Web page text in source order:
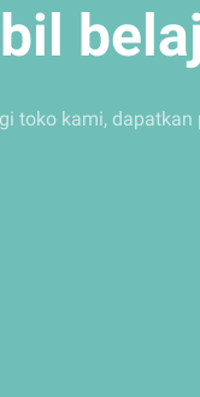
toko kami, dapatkan